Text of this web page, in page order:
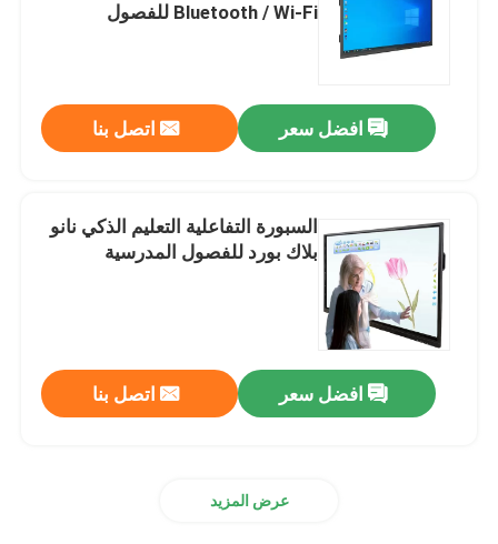
أشرطة فيديو
معلومات عنا
مراقبة الجودة
اتصل بنا
اطلب اقتباس
Bluetooth / Wi-Fi للفصول
افضل سعر اتصل بنا
السبورة التفاعلية التعليم الذكي نانو
بلاك بورد للفصول المدرسية
افضل سعر اتصل بنا
عرض المزيد